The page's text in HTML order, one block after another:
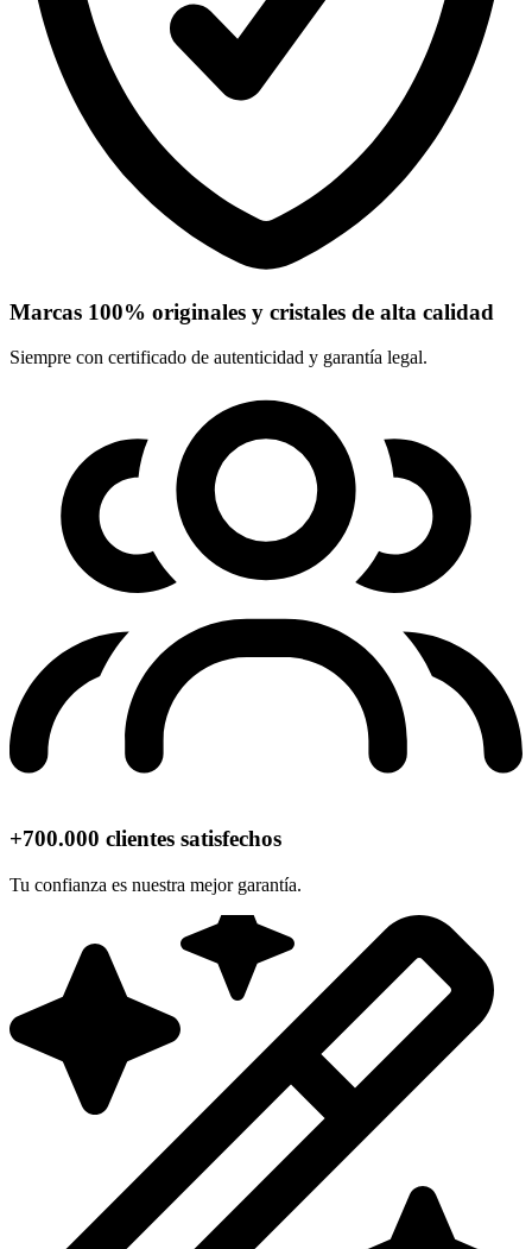
Marcas 100% originales y cristales de alta calidad
Siempre con certificado de autenticidad y garantía legal.
+700.000 clientes satisfechos
Tu confianza es nuestra mejor garantía.